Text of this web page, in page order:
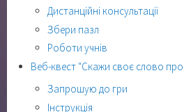
Дистанційні консультації
Збери пазл
Роботи учнів
Веб-квест "Скажи своє слово про
Запрошую до гри
Інструкція